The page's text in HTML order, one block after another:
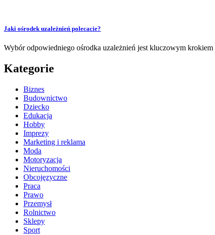
Jaki ośrodek uzależnień polecacie?
Wybór odpowiedniego ośrodka uzależnień jest kluczowym
Kategorie
Biznes
Budownictwo
Dziecko
Edukacja
Hobby
Imprezy
Marketing i reklama
Moda
Motoryzacja
Nieruchomości
Obcojęzyczne
Praca
Prawo
Przemysł
Rolnictwo
Sklepy
Sport